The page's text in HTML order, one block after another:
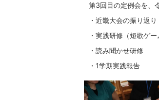
第3回目の定例会を、
・近畿大会の振り返り
・実践研修（短歌ゲー
・読み聞かせ研修
・1学期実践報告